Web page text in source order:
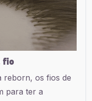
fio
reborn, os fios de
para ter a